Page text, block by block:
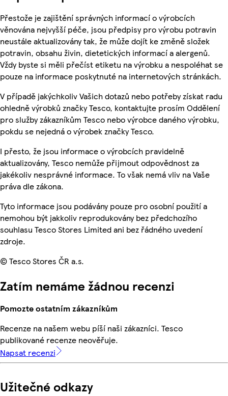
Přestože je zajištění správných informací o výrobcích
věnována nejvyšší péče, jsou předpisy pro výrobu potravin
neustále aktualizovány tak, že může dojít ke změně složek
potravin, obsahu živin, dietetických informací a alergenů.
Vždy byste si měli přečíst etiketu na výrobku a nespoléhat se
pouze na informace poskytnuté na internetových stránkách.
V případě jakýchkoliv Vašich dotazů nebo potřeby získat radu
ohledně výrobků značky Tesco, kontaktujte prosím Oddělení
pro služby zákazníkům Tesco nebo výrobce daného výrobku,
pokdu se nejedná o výrobek značky Tesco.
I přesto, že jsou informace o výrobcích pravidelně
aktualizovány, Tesco nemůže přijmout odpovědnost za
jakékoliv nesprávné informace. To však nemá vliv na Vaše
práva dle zákona.
Tyto informace jsou podávány pouze pro osobní použití a
nemohou být jakkoliv reprodukovány bez předchozího
souhlasu Tesco Stores Limited ani bez řádného uvedení
zdroje.
© Tesco Stores ČR a.s.
Zatím nemáme žádnou recenzi
Pomozte ostatním zákazníkům
Recenze na našem webu píší naši zákazníci. Tesco
publikované recenze neověřuje.
Napsat recenzi
Užitečné odkazy